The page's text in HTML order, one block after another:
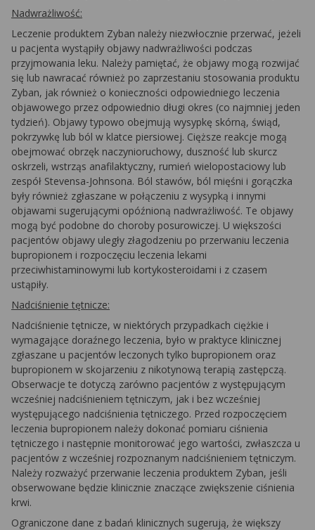
Nadwrażliwość:
Leczenie produktem Zyban należy niezwłocznie przerwać, jeżeli
u pacjenta wystąpiły objawy nadwrażliwości podczas
przyjmowania leku. Należy pamiętać, że objawy mogą rozwijać
się lub nawracać również po zaprzestaniu stosowania produktu
Zyban, jak również o konieczności odpowiedniego leczenia
objawowego przez odpowiednio długi okres (co najmniej jeden
tydzień). Objawy typowo obejmują wysypkę skórną, świąd,
pokrzywkę lub ból w klatce piersiowej. Cięższe reakcje mogą
obejmować obrzęk naczynioruchowy, duszność lub skurcz
oskrzeli, wstrząs anafilaktyczny, rumień wielopostaciowy lub
zespół Stevensa-Johnsona. Ból stawów, ból mięśni i gorączka
były również zgłaszane w połączeniu z wysypką i innymi
objawami sugerującymi opóźnioną nadwrażliwość. Te objawy
mogą być podobne do choroby posurowiczej. U większości
pacjentów objawy uległy złagodzeniu po przerwaniu leczenia
bupropionem i rozpoczęciu leczenia lekami
przeciwhistaminowymi lub kortykosteroidami i z czasem
ustąpiły.
Nadciśnienie tętnicze:
Nadciśnienie tętnicze, w niektórych przypadkach ciężkie i
wymagające doraźnego leczenia, było w praktyce klinicznej
zgłaszane u pacjentów leczonych tylko bupropionem oraz
bupropionem w skojarzeniu z nikotynową terapią zastępczą.
Obserwacje te dotyczą zarówno pacjentów z występującym
wcześniej nadciśnieniem tętniczym, jak i bez wcześniej
występującego nadciśnienia tętniczego. Przed rozpoczęciem
leczenia bupropionem należy dokonać pomiaru ciśnienia
tętniczego i następnie monitorować jego wartości, zwłaszcza u
pacjentów z wcześniej rozpoznanym nadciśnieniem tętniczym.
Należy rozważyć przerwanie leczenia produktem Zyban, jeśli
obserwowane będzie klinicznie znaczące zwiększenie ciśnienia
krwi.
Ograniczone dane z badań klinicznych sugerują, że większy